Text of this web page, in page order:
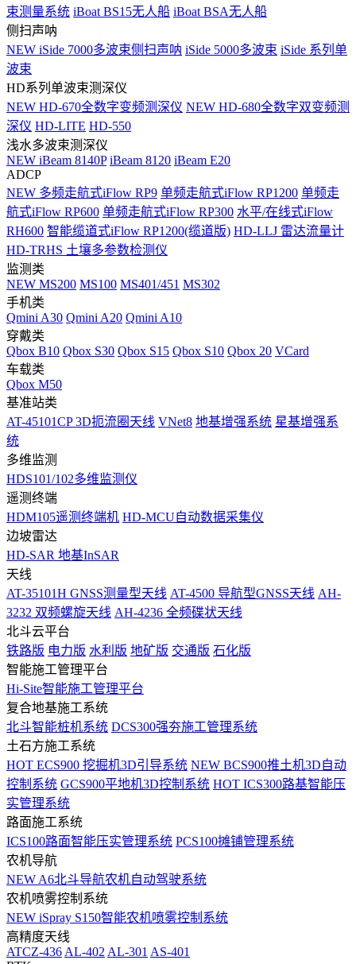
束测量系统 iBoat BS15无人船 iBoat BSA无人船
侧扫声呐
NEW iSide 7000多波束侧扫声呐 iSide 5000多波束 iSide 系列单
波束
HD系列单波束测深仪
NEW HD-670全数字变频测深仪 NEW HD-680全数字双变频测
深仪 HD-LITE HD-550
浅水多波束测深仪
NEW iBeam 8140P iBeam 8120 iBeam E20
ADCP
NEW 多频走航式iFlow RP9 单频走航式iFlow RP1200 单频走
航式iFlow RP600 单频走航式iFlow RP300 水平/在线式iFlow
RH600 智能缆道式iFlow RP1200(缆道版) HD-LLJ 雷达流量计
HD-TRHS 土壤多参数检测仪
监测类
NEW MS200 MS100 MS401/451 MS302
手机类
Qmini A30 Qmini A20 Qmini A10
穿戴类
Qbox B10 Qbox S30 Qbox S15 Qbox S10 Qbox 20 VCard
车载类
Qbox M50
基准站类
AT-45101CP 3D扼流圈天线 VNet8 地基增强系统 星基增强系
统
多维监测
HDS101/102多维监测仪
遥测终端
HDM105遥测终端机 HD-MCU自动数据采集仪
边坡雷达
HD-SAR 地基InSAR
天线
AT-35101H GNSS测量型天线 AT-4500 导航型GNSS天线 AH-
3232 双频螺旋天线 AH-4236 全频碟状天线
北斗云平台
铁路版 电力版 水利版 地矿版 交通版 石化版
智能施工管理平台
Hi-Site智能施工管理平台
复合地基施工系统
北斗智能桩机系统 DCS300强夯施工管理系统
土石方施工系统
HOT ECS900 挖掘机3D引导系统 NEW BCS900推土机3D自动
控制系统 GCS900平地机3D控制系统 HOT ICS300路基智能压
实管理系统
路面施工系统
ICS100路面智能压实管理系统 PCS100摊铺管理系统
农机导航
NEW A6北斗导航农机自动驾驶系统
农机喷雾控制系统
NEW iSpray S150智能农机喷雾控制系统
高精度天线
ATCZ-436 AL-402 AL-301 AS-401